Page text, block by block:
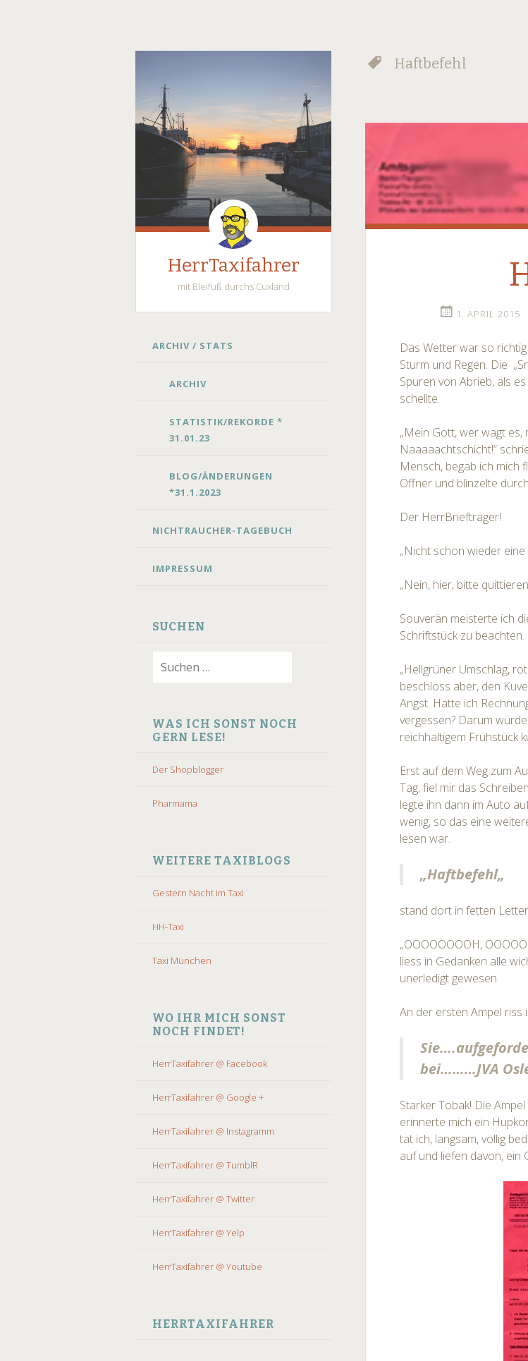
HerrTaxifahrer
mit Bleifuß durchs Cuxland
SKIP
ARCHIV / STATS
ARCHIV
STATISTIK/REKORDE *
31.01.23
BLOG/ÄNDERUNGEN
*31.1.2023
NICHTRAUCHER-TAGEBUCH
IMPRESSUM
SUCHEN
WAS ICH SONST NOCH
GERN LESE!
Der Shopblogger
Pharmama
WEITERE TAXIBLOGS
Gestern Nacht im Taxi
HH-Taxi
Taxi München
WO IHR MICH SONST
NOCH FINDET!
HerrTaxifahrer @ Facebook
HerrTaxifahrer @ Google +
HerrTaxifahrer @ Instagramm
HerrTaxifahrer @ TumblR
HerrTaxifahrer @ Twitter
HerrTaxifahrer @ Yelp
HerrTaxifahrer @ Youtube
HERRTAXIFAHRER
Haftbefehl
1. APRIL 2015
Das Wetter war so
Sturm und Regen. Die
Spuren von Abrieb, als
schellte.
„Mein Gott, wer wagt
Naaaaachtschicht!“
Mensch, begab ich mich
Öffner und blinzelte
Der HerrBriefträger!
„Nicht schon wieder
„Nein, hier, bitte
Souverän meisterte ich
Schriftstück zu
„Hellgrüner Umschlag,
beschloss aber, den
Angst. Hatte ich
vergessen? Darum
reichhaltigem Frühstück
Erst auf dem Weg zum
Tag, fiel mir das
legte ihn dann im Auto
wenig, so das eine
lesen war.
„Haftbefehl„
stand dort in fetten
„OOOOOOOOH,
liess in Gedanken alle
unerledigt gewesen.
An der ersten Ampel riss
bei………JVA
Starker Tobak! Die
erinnerte mich ein
tat ich, langsam, völlig
auf und liefen davon, ein